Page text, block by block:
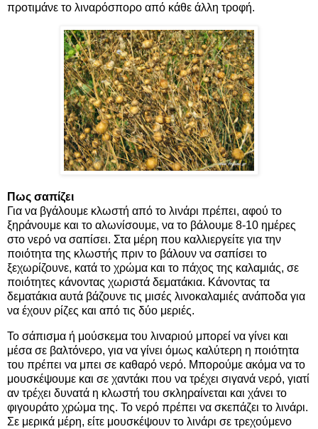
προτιμάνε το λιναρόσπορο από κάθε άλλη τροφή.
Πως σαπίζει
Για να βγάλουμε κλωστή από το λινάρι πρέπει, αφού το
ξηράνουμε και το αλωνίσουμε, να το βάλουμε 8-10 ημέρες
στο νερό να σαπίσει. Στα μέρη που καλλιεργείτε για την
ποιότητα της κλωστής πριν το βάλουν να σαπίσει το
ξεχωρίζουνε, κατά το χρώμα και το πάχος της καλαμιάς, σε
ποιότητες κάνοντας χωριστά δεματάκια. Κάνοντας τα
δεματάκια αυτά βάζουνε τις μισές λινοκαλαμιές ανάποδα για
να έχουν ρίζες και από τις δύο μεριές.
Το σάπισμα ή μούσκεμα του λιναριού μπορεί να γίνει και
μέσα σε βαλτόνερο, για να γίνει όμως καλύτερη η ποιότητα
του πρέπει να μπει σε καθαρό νερό. Μπορούμε ακόμα να το
μουσκέψουμε και σε χαντάκι που να τρέχει σιγανά νερό, γιατί
αν τρέχει δυνατά η κλωστή του σκληραίνεται και χάνει το
φιγουράτο χρώμα της. Το νερό πρέπει να σκεπάζει το λινάρι.
Σε μερικά μέρη, είτε μουσκέψουν το λινάρι σε τρεχούμενο